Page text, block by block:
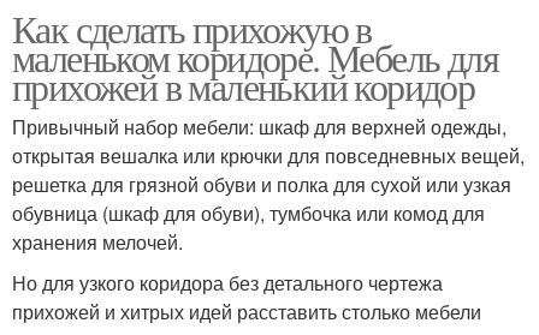
Как сделать прихожую в
маленьком коридоре. Мебель для
прихожей в маленький коридор
Привычный набор мебели: шкаф для верхней одежды,
открытая вешалка или крючки для повседневных вещей,
решетка для грязной обуви и полка для сухой или узкая
обувница (шкаф для обуви), тумбочка или комод для
хранения мелочей.
Но для узкого коридора без детального чертежа
прихожей и хитрых идей расставить столько мебели